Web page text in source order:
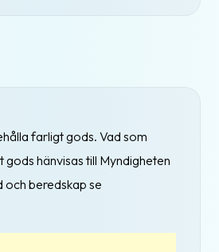
farligt gods. Vad som
hänvisas till Myndigheten
och beredskap se